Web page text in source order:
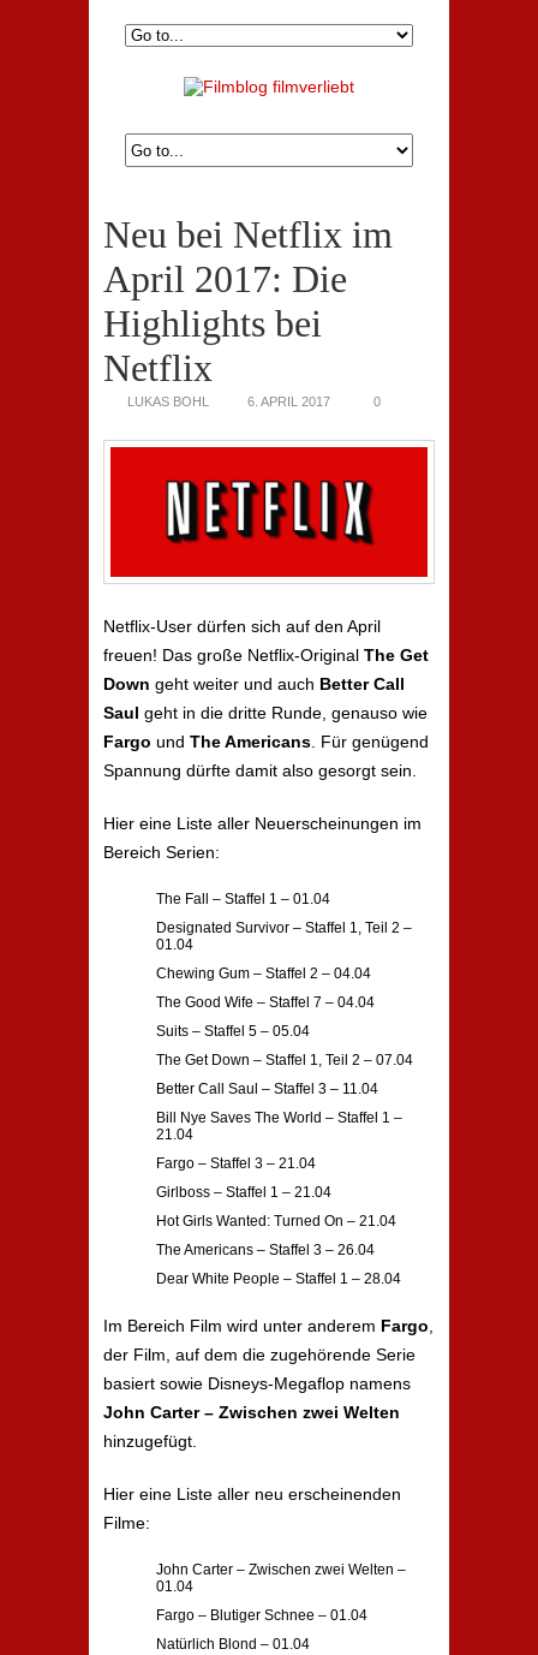
Neu bei Netflix im
April 2017: Die
Highlights bei
Netflix
LUKAS BOHL 6. APRIL 2017 0
Netflix-User dürfen sich auf den April
freuen! Das große Netflix-Original The Get
Down geht weiter und auch Better Call
Saul geht in die dritte Runde, genauso wie
Fargo und The Americans . Für genügend
Spannung dürfte damit also gesorgt sein.
Hier eine Liste aller Neuerscheinungen im
Bereich Serien:
The Fall – Staffel 1 – 01.04
Designated Survivor – Staffel 1, Teil 2 –
01.04
Chewing Gum – Staffel 2 – 04.04
The Good Wife – Staffel 7 – 04.04
Suits – Staffel 5 – 05.04
The Get Down – Staffel 1, Teil 2 – 07.04
Better Call Saul – Staffel 3 – 11.04
Bill Nye Saves The World – Staffel 1 –
21.04
Fargo – Staffel 3 – 21.04
Girlboss – Staffel 1 – 21.04
Hot Girls Wanted: Turned On – 21.04
The Americans – Staffel 3 – 26.04
Dear White People – Staffel 1 – 28.04
Im Bereich Film wird unter anderem Fargo
der Film, auf dem die zugehörende Serie
basiert sowie Disneys-Megaflop namens
John Carter – Zwischen zwei Welten
hinzugefügt.
Hier eine Liste aller neu erscheinenden
Filme:
John Carter – Zwischen zwei Welten –
01.04
Fargo – Blutiger Schnee – 01.04
Natürlich Blond – 01.04